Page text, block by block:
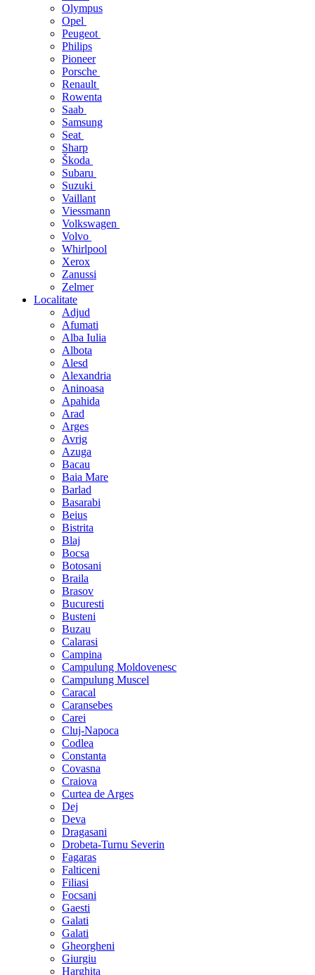
Olympus
Opel
Peugeot
Philips
Pioneer
Porsche
Renault
Rowenta
Saab
Samsung
Seat
Sharp
Škoda
Subaru
Suzuki
Vaillant
Viessmann
Volkswagen
Volvo
Whirlpool
Xerox
Zanussi
Zelmer
Localitate
Adjud
Afumati
Alba Iulia
Albota
Alesd
Alexandria
Aninoasa
Apahida
Arad
Arges
Avrig
Azuga
Bacau
Baia Mare
Barlad
Basarabi
Beius
Bistrita
Blaj
Bocsa
Botosani
Braila
Brasov
Bucuresti
Busteni
Buzau
Calarasi
Campina
Campulung Moldovenesc
Campulung Muscel
Caracal
Caransebes
Carei
Cluj-Napoca
Codlea
Constanta
Covasna
Craiova
Curtea de Arges
Dej
Deva
Dragasani
Drobeta-Turnu Severin
Fagaras
Falticeni
Filiasi
Focsani
Gaesti
Galati
Galati
Gheorgheni
Giurgiu
Harghita